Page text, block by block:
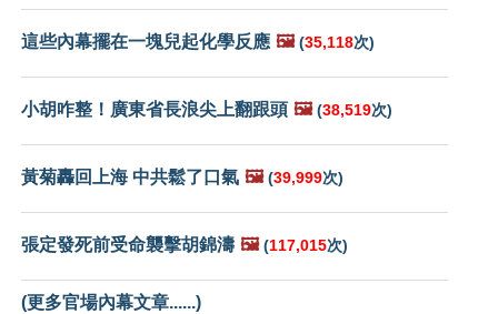
這些內幕擺在一塊兒起化學反應 🖼️ (35,118次)
小胡咋整！廣東省長浪尖上翻跟頭 🖼️ (38,519次)
黃菊轟回上海 中共鬆了口氣 🖼️ (39,999次)
張定發死前受命襲擊胡錦濤 🖼️ (117,015次)
(更多官場內幕文章......)